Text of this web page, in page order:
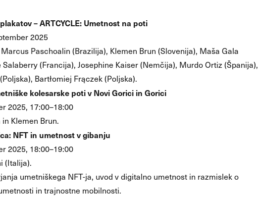
– ARTCYCLE: Umetnost na poti
2025
Paschoalin (Brazilija), Klemen Brun (Slovenija), Maša Gala
(Francija), Josephine Kaiser (Nemčija), Murdo Ortiz (Španija),
Bartłomiej Frączek (Poljska).
kolesarske poti v Novi Gorici in Gorici
2025, 17:00–18:00
Klemen Brun.
NFT in umetnost v gibanju
2025, 18:00–19:00
(Italija).
umetniškega NFT-ja, uvod v digitalno umetnost in razmislek o
in trajnostne mobilnosti.